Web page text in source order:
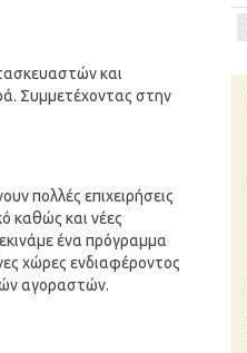
και
Συμμετέχοντας στην
πολλές επιχειρήσεις
καθώς και νέες
ένα πρόγραμμα
χώρες ενδιαφέροντος
αγοραστών.